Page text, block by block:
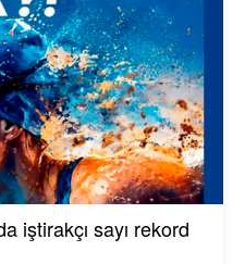
iştirakçı sayı rekord